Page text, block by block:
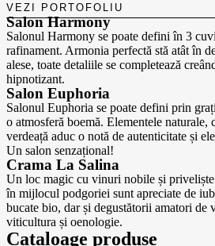
VEZI PORTOFOLIU
Salon Harmony
Salonul Harmony se poate defini în 3
rafinament. Armonia perfectă stă atât în
alese, toate detaliile se completează
hipnotizant.
Salon Euphoria
Salonul Euphoria se poate defini prin
o atmosferă boemă. Elementele naturale,
verdeață aduc o notă de autenticitate și
Un salon senzațional!
Crama La Salina
Un loc magic cu vinuri nobile și
în mijlocul podgoriei sunt apreciate de
bucate bio, dar și degustătorii amatori de
viticultura și oenologie.
Cataloage produse